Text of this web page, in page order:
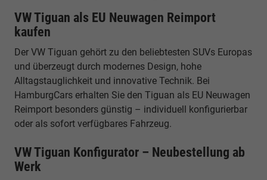
VW Tiguan als EU Neuwagen Reimport
kaufen
Der VW Tiguan gehört zu den beliebtesten SUVs Europas
und überzeugt durch modernes Design, hohe
Alltagstauglichkeit und innovative Technik. Bei
HamburgCars erhalten Sie den Tiguan als EU Neuwagen
Reimport besonders günstig – individuell konfigurierbar
oder als sofort verfügbares Fahrzeug.
VW Tiguan Konfigurator – Neubestellung ab
Werk